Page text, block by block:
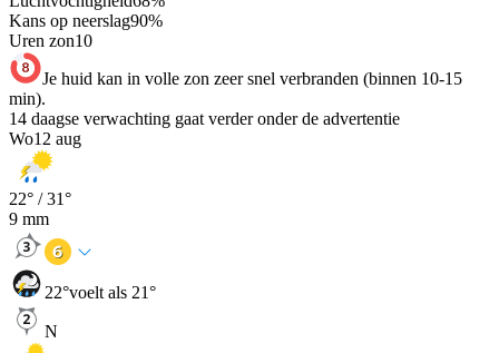
Kans op neerslag90%
Uren zon10
Je huid kan in volle zon zeer snel verbranden (binnen 10-15
min).
14 daagse verwachting gaat verder onder de advertentie
Wo12 aug
22° /31°
9 mm
22°voelt als 21°
N